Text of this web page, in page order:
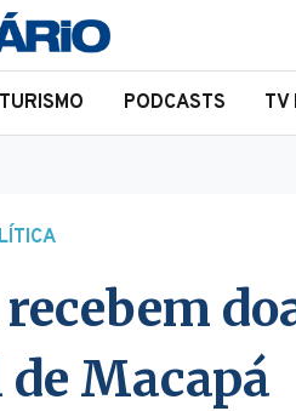
TURISMO PODCASTS TV
Macapá